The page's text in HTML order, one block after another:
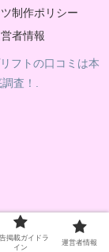
制作ポリシー
者情報
フトの口コミは本
査！.
掲載ガイドラ
イン
運営者情報